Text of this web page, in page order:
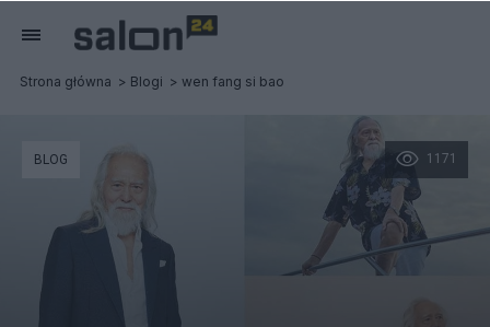
Strona główna Blogi wen fang si bao
1171
BLOG